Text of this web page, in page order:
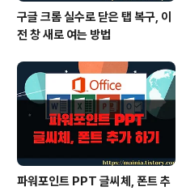
구글 크롬 실수로 닫은 탭 복구, 이
전 창 새로 여는 방법
파워포인트 PPT 글씨체, 폰트 추